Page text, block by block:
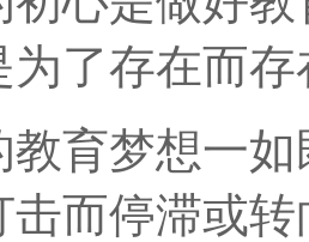
为了存在而存
教育梦想一
击而停滞或转